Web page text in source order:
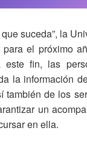
suceda”, la
para el próximo
este fin, las
la información
también de los
un
en ella.